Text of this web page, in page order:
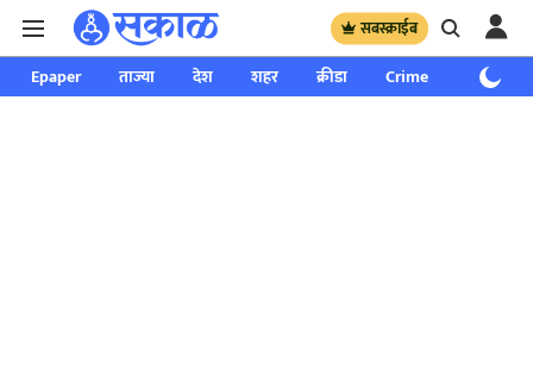
सबस्क्राईब
Epaper ताज्या देश शहर क्रीडा Crime साप्ताहिक